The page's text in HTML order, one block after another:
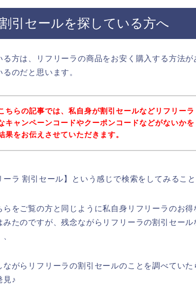
引セールを探している方へ
る方は、リフリーラの商品をお安く購入する方法が
のだと思います。
ちらの記事では、私自身が割引セールなどリフリーラ
キャンペーンコードやクーポンコードなどがないかを
果をお伝えさせていただきます。
ラ 割引セール】という感じで検索をしてみること
らをご覧の方と同じように私自身リフリーラのお
たのですが、残念ながらリフリーラの割引セール
がらリフリーラの割引セールのことを調べていた
見♪